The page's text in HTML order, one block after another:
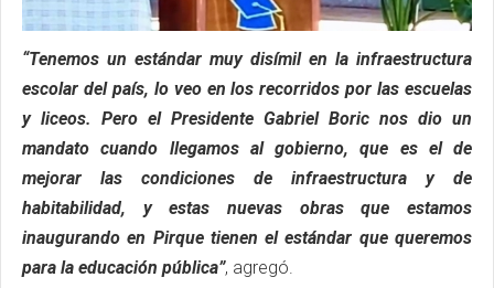
“Tenemos un estándar muy disímil en la infraestructura
escolar del país, lo veo en los recorridos por las escuelas
y liceos. Pero el Presidente Gabriel Boric nos dio un
mandato cuando llegamos al gobierno, que es el de
mejorar las condiciones de infraestructura y de
habitabilidad, y estas nuevas obras que estamos
inaugurando en Pirque tienen el estándar que queremos
para la educación pública”, agregó.